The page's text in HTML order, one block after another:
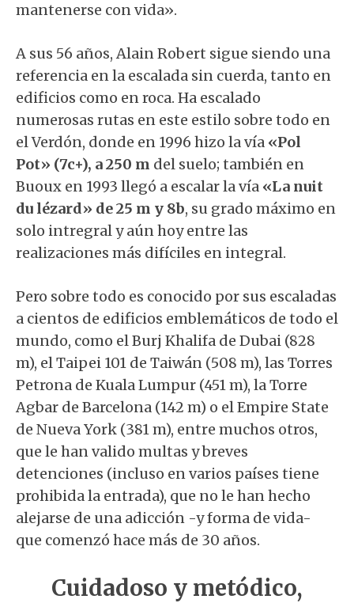
mantenerse con vida».
A sus 56 años, Alain Robert sigue siendo una
referencia en la escalada sin cuerda, tanto en
edificios como en roca. Ha escalado
numerosas rutas en este estilo sobre todo en
el Verdón, donde en 1996 hizo la vía «Pol
Pot» (7c+), a 250 m del suelo; también en
Buoux en 1993 llegó a escalar la vía «La nuit
du lézard» de 25 m y 8b, su grado máximo en
solo intregral y aún hoy entre las
realizaciones más difíciles en integral.
Pero sobre todo es conocido por sus escaladas
a cientos de edificios emblemáticos de todo el
mundo, como el Burj Khalifa de Dubai (828
m), el Taipei 101 de Taiwán (508 m), las Torres
Petrona de Kuala Lumpur (451 m), la Torre
Agbar de Barcelona (142 m) o el Empire State
de Nueva York (381 m), entre muchos otros,
que le han valido multas y breves
detenciones (incluso en varios países tiene
prohibida la entrada), que no le han hecho
alejarse de una adicción -y forma de vida-
que comenzó hace más de 30 años.
Cuidadoso y metódico,